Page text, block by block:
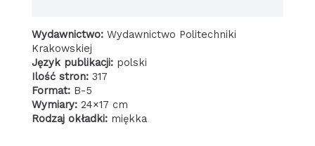
Wydawnictwo: Wydawnictwo Politechniki
Krakowskiej
Język publikacji: polski
Ilość stron: 317
Format: B-5
Wymiary: 24×17 cm
Rodzaj okładki: miękka